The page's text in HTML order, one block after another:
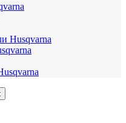
Husqvarna